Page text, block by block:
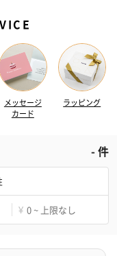
メッセージ
カード
ラッピング
-件
¥ 0 ~ 上限なし